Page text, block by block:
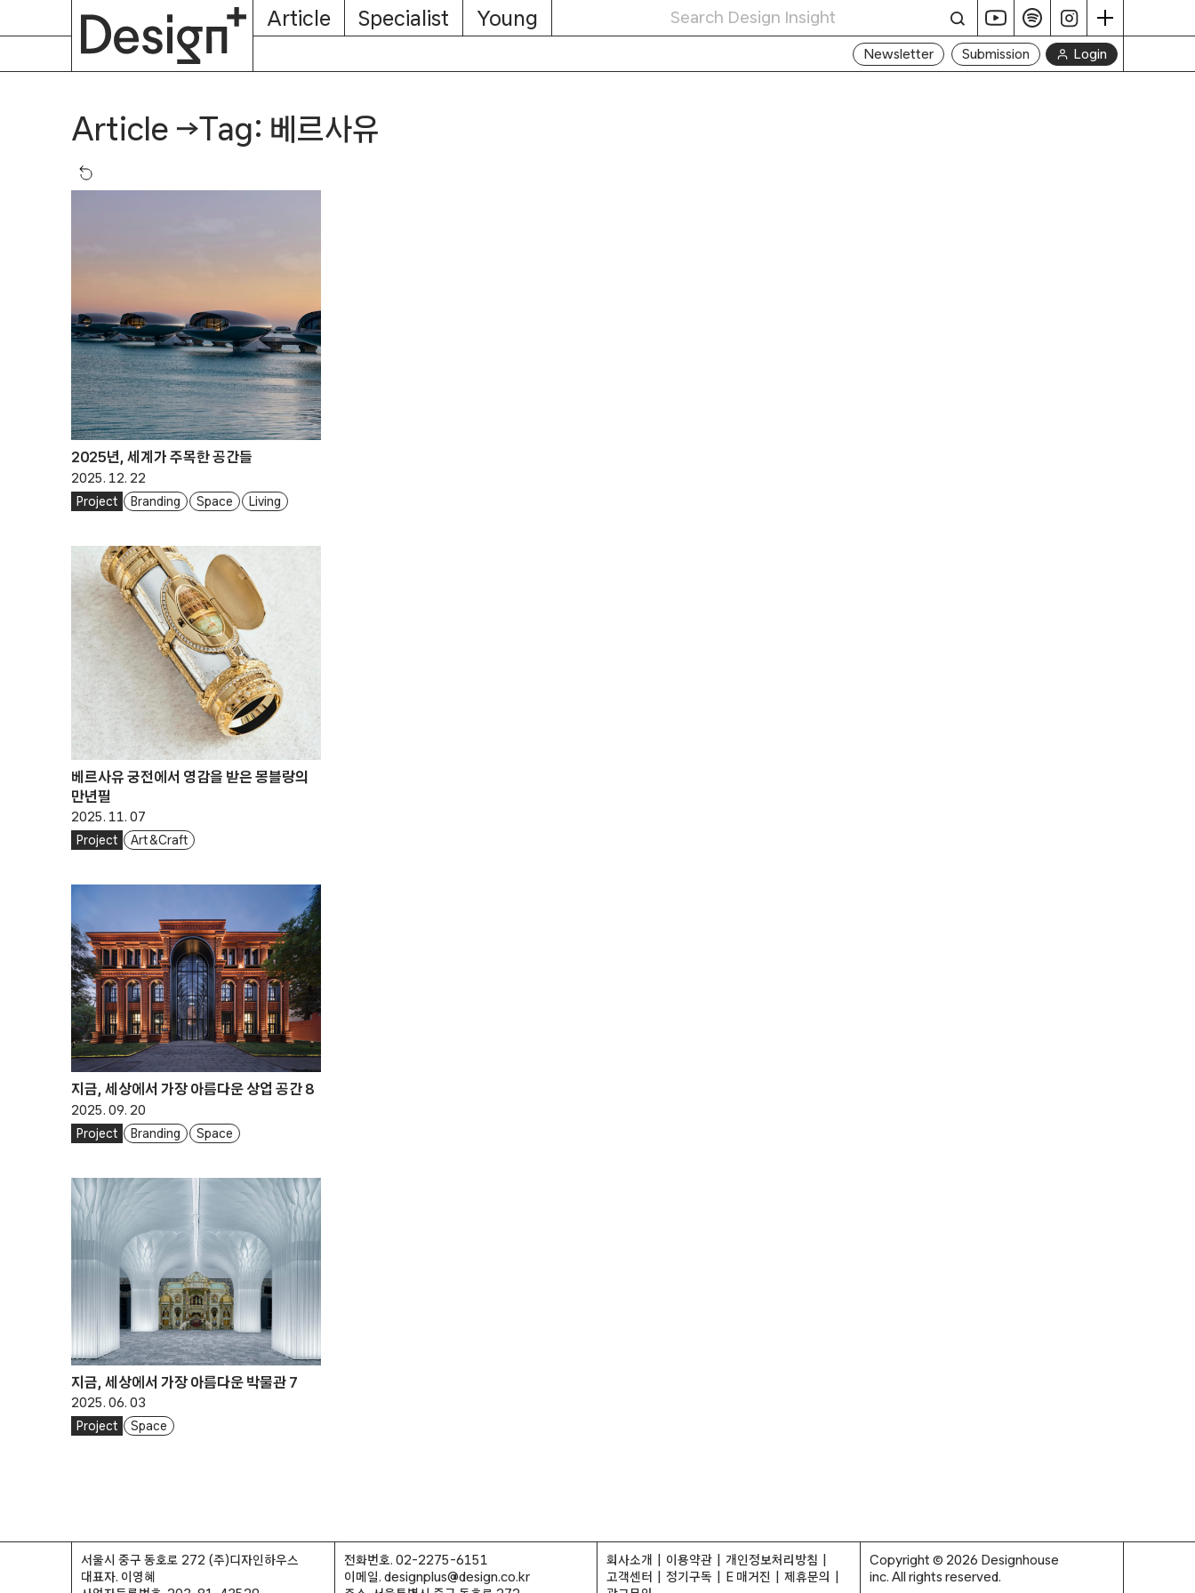
Article Specialist Young
Newsletter Submission Login
Article →Tag: 베르사유
2025년, 세계가 주목한 공간들
2025. 12. 22
Project Branding Space Living
베르사유 궁전에서 영감을 받은 몽블랑의
만년필
2025. 11. 07
Project Art & Craft
지금, 세상에서 가장 아름다운 상업 공간 8
2025. 09. 20
Project Branding Space
지금, 세상에서 가장 아름다운 박물관 7
2025. 06. 03
Project Space
서울시 중구 동호로 272 (주)디자인하우스
대표자. 이영혜
전화번호. 02-2275-6151
이메일. designplus@design.co.kr
회사소개 이용약관
개인정보처리방침
고객센터
정기구독 E 매거진
제휴문의
Copyright © 2026 Designhouse
inc. All rights reserved.
About
Subscription
Magazine